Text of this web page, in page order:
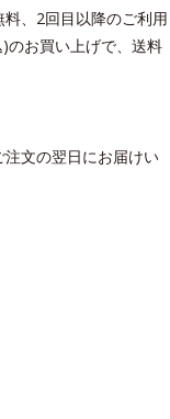
、2回目以降のご利用
のお買い上げで、送料
文の翌日にお届けい